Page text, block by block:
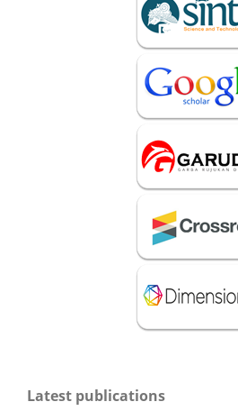
Latest publications